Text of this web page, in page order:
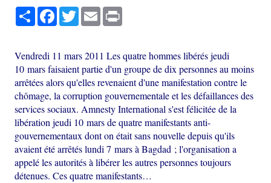
Share Facebook
TwitterEmail
Vendredi 11 mars 2011 Les quatre hommes libérés jeudi
10 mars faisaient partie d'un groupe de dix personnes au moins
arrêtées alors qu'elles revenaient d'une manifestation contre le
chômage, la corruption gouvernementale et les défaillances des
services sociaux. Amnesty International s'est félicitée de la
libération jeudi 10 mars de quatre manifestants anti-
gouvernementaux dont on était sans nouvelle depuis qu'ils
avaient été arrêtés lundi 7 mars à Bagdad ; l'organisation a
appelé les autorités à libérer les autres personnes toujours
détenues. Ces quatre manifestants…